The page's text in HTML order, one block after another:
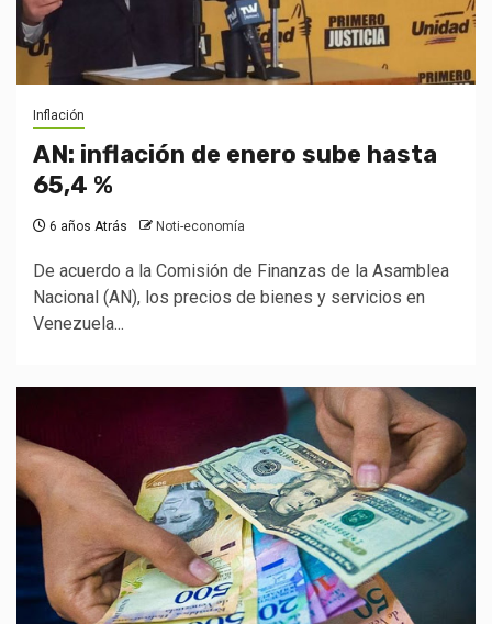
Inflación
AN: inflación de enero sube hasta
65,4 %
6 años Atrás Noti-economía
De acuerdo a la Comisión de Finanzas de la Asamblea
Nacional (AN), los precios de bienes y servicios en
Venezuela...